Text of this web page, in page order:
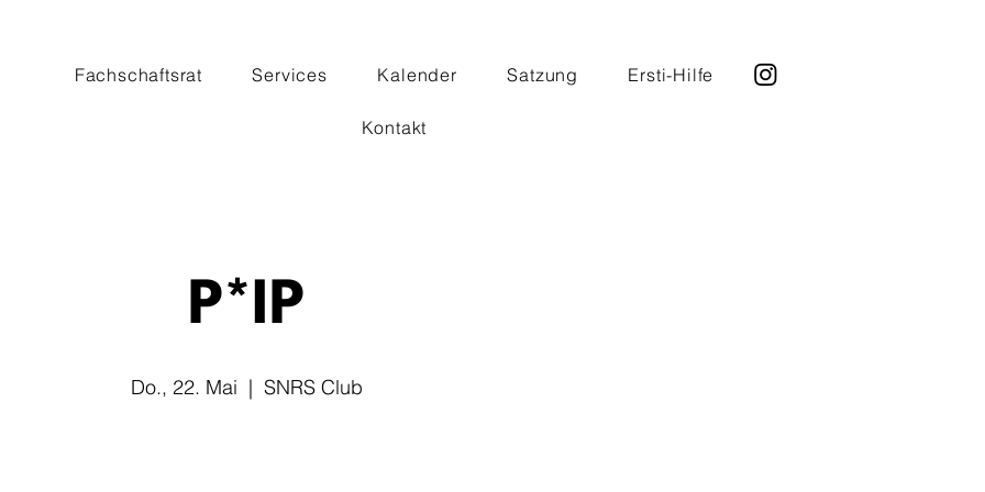
Fachschaftsrat Services Kalender Satzung Ersti-Hilfe
Kontakt
P*IP
Do., 22. Mai
  |
SNRS Club